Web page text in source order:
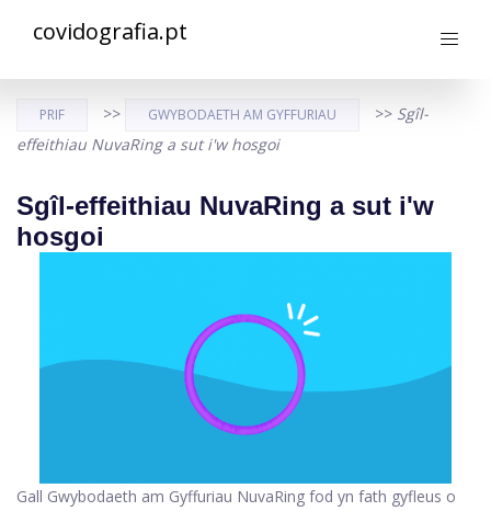
covidografia.pt
PRIF >> GWYBODAETH AM GYFFURIAU >> Sgîl-
effeithiau NuvaRing a sut i'w hosgoi
Sgîl-effeithiau NuvaRing a sut i'w
hosgoi
Gall Gwybodaeth am Gyffuriau NuvaRing fod yn fath gyfleus o